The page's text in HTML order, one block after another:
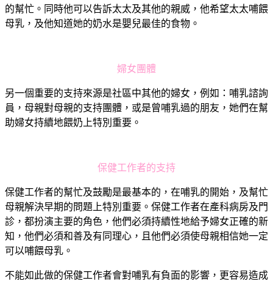
的幫忙。同時他可以告訴太太及其他的親威，他希望太太哺餵
母乳，及他知道她的奶水是嬰兒最佳的食物。
婦女團體
另一個重要的支持來源是社區中其他的婦女，例如：哺乳諮詢
員，母親對母親的支持團體，或是曾哺乳過的朋友，她們在幫
助婦女持續地餵奶上特別重要。
保健工作者的支持
保健工作者的幫忙及鼓勵是最基本的，在哺乳的開始，及幫忙
母親解決早期的問題上特別重要。保健工作者在產科病房及門
診，都扮演主要的角色，他們必須持續性地給予婦女正確的新
知，他們必須和善及有同理心，且他們必須使母親相信她一定
可以哺餵母乳。
不能如此做的保健工作者會對哺乳有負面的影響，更容易造成